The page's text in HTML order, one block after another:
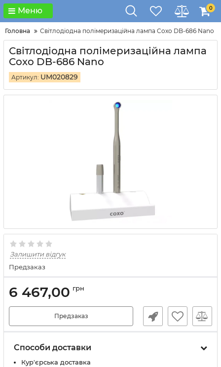
Меню 0
Головна Світлодіодна полімеризаційна лампа Coxo DB-686 Nano
Світлодіодна полімеризаційна лампа
Coxo DB-686 Nano
Артикул: UM020829
Залишити відгук
Предзаказ
6 467,00 грн
Предзаказ
Способи доставки
Кур'єрська доставка